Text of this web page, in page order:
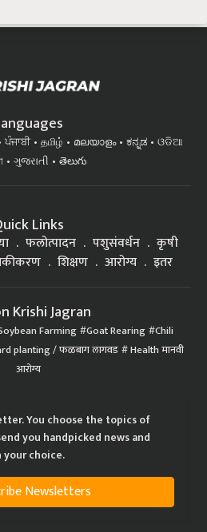
ਪੰਜਾਬੀ தமிழ் മലയാളം ಕನ್ನಡ
ଓଡିଆ
ગુજરાતી తెలుగు
Links
फलोत्पादन पशुसंवर्धन
कृषी
शिक्षण आरोग्य इतर
Krishi Jagran
Farming Goat Rearing Chili
planting / फळबाग लागवड Health मानवी
आरोग्य
You choose the topics of
you handpicked news and
your choice.
Newsletters